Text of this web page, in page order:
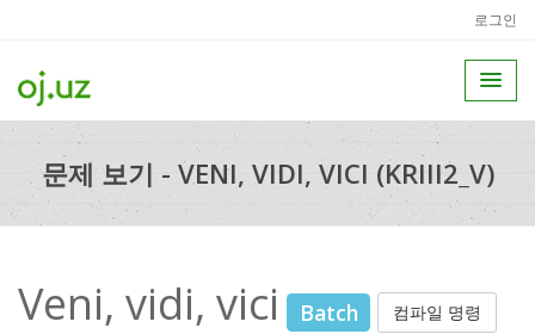
로그인
문제 보기 - VENI, VIDI, VICI (KRIII2_V)
Veni, vidi, vici Batch 컴파일 명령